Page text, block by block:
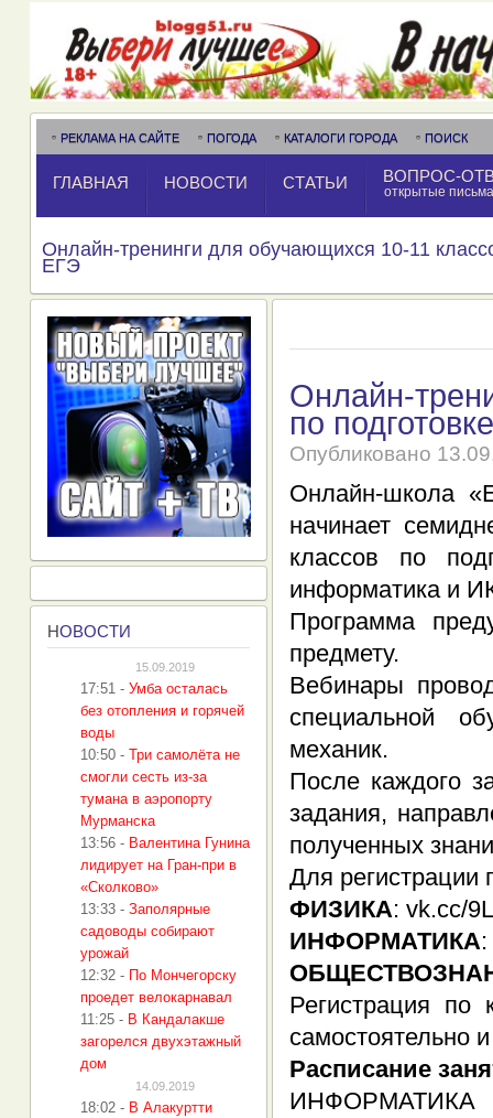
РЕКЛАМА НА САЙТЕ ПОГОДА КАТАЛОГИ ГОРОДА ПОИСК
ГЛАВНАЯ НОВОСТИ СТАТЬИ ВОПРОС-
открытые письма
Онлайн-тренинги для обучающихся 10-11
ЕГЭ
Онлайн-
по
Опубликовано
Онлайн-школа
начинает
классов по
информатика и
Программа
предмету.
Вебинары
специальной
механик.
После каждого
задания,
полученных
Для регистрации
ФИЗИКА: vk.cc/
ИНФОРМАТИКА
Регистрация по
самостоятельно
Расписание
ИНФОРМАТИКА
НОВОСТИ
15.09.2019
17:51 - Умба осталась
без отопления и горячей
воды
10:50 - Три самолёта не
смогли сесть из-за
тумана в аэропорту
Мурманска
13:56 - Валентина Гунина
лидирует на Гран-при в
«Сколково»
13:33 - Заполярные
садоводы собирают
урожай
12:32 - По Мончегорску
проедет велокарнавал
11:25 - В Кандалакше
загорелся двухэтажный
дом
14.09.2019
18:02 - В Алакуртти